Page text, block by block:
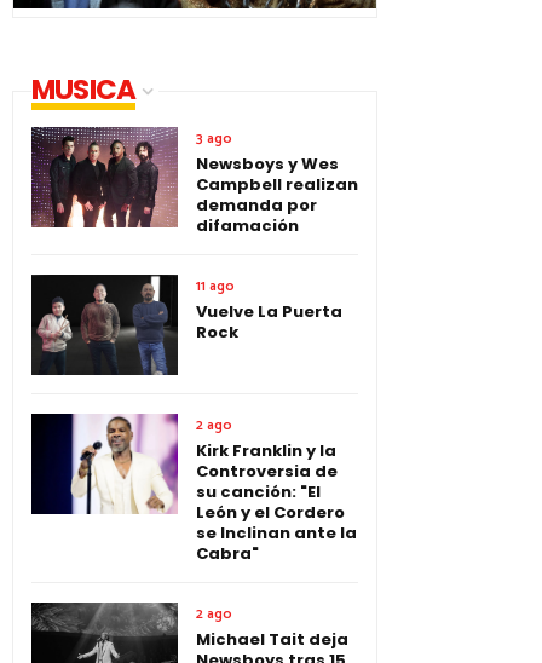
MUSICA
3 ago
Newsboys y Wes
Campbell realizan
demanda por
difamación
11 ago
Vuelve La Puerta
Rock
2 ago
Kirk Franklin y la
Controversia de
su canción: "El
León y el Cordero
se Inclinan ante la
Cabra"
2 ago
Michael Tait deja